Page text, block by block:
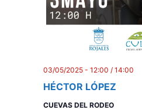
HÉCTOR LÓPEZ
03/05/2025 - 12:00 / 14:00
CUEVAS DEL RODEO